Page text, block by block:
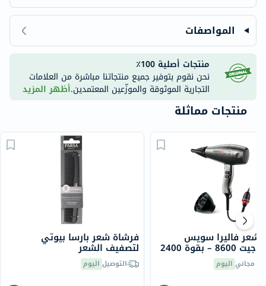
المواصفات
منتجات أصلية 100٪
نحن نقوم بتوفير جميع منتجاتنا مباشرة من العلامات
التجارية الموثوقة والموزّعين المعتمدين.أظهر المزيد
منتجات مماثلة
فرشاة شعر بارسا بيوتي
لتصفيف الشعر
التوصيل اليوم
فاليرا سويس
سايلنت جيت 8600 – بقوة 2400
الأيونات، 586.12
مجاني اليوم